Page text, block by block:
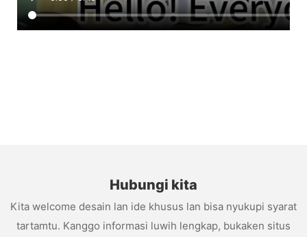
Hubungi kita
Kita welcome desain lan ide khusus lan bisa nyukupi syarat
tartamtu. Kanggo informasi luwih lengkap, bukaken situs